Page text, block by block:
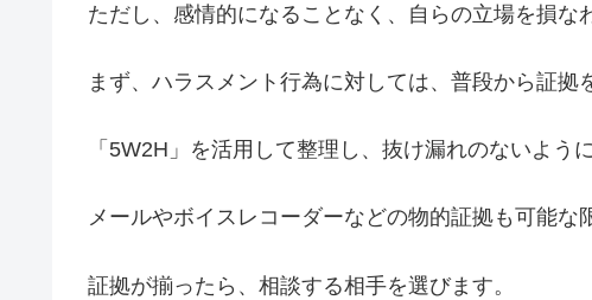
ただし、感情的になることなく、自らの立場を損な
まず、ハラスメント行為に対しては、普段から証拠
「5W2H」を活用して整理し、抜け漏れのないよう
メールやボイスレコーダーなどの物的証拠も可能な
証拠が揃ったら、相談する相手を選びます。